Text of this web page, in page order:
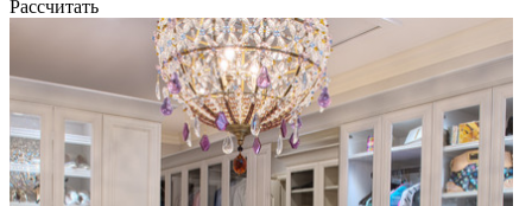
Рассчитать